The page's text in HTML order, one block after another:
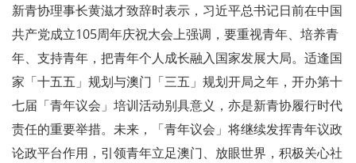
新青协理事长黄滋才致辞时表示，习近平总书记日前在中国
共产党成立105周年庆祝大会上强调，要重视青年、培养青
年、支持青年，把青年个人成长融入国家发展大局。适逢国
家「十五五」规划与澳门「三五」规划开局之年，开办第十
七届「青年议会」培训活动别具意义，亦是新青协履行时代
责任的重要举措。未来，「青年议会」将继续发挥青年议政
论政平台作用，引领青年立足澳门、放眼世界，积极关心社